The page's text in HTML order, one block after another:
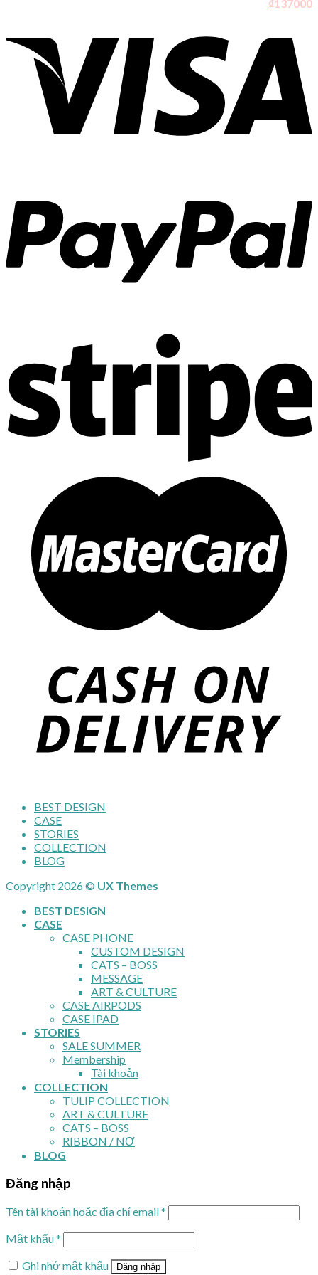
₫137000
BEST DESIGN
CASE
STORIES
COLLECTION
BLOG
Copyright 2026 © UX Themes
BEST DESIGN
CASE
CASE PHONE
CUSTOM DESIGN
CATS – BOSS
MESSAGE
ART & CULTURE
CASE AIRPODS
CASE IPAD
STORIES
SALE SUMMER
Membership
Tài khoản
COLLECTION
TULIP COLLECTION
ART & CULTURE
CATS – BOSS
RIBBON / NƠ
BLOG
Đăng nhập
Tên tài khoản hoặc địa chỉ email*
Mật khẩu*
Ghi nhớ mật khẩu
Đăng nhập